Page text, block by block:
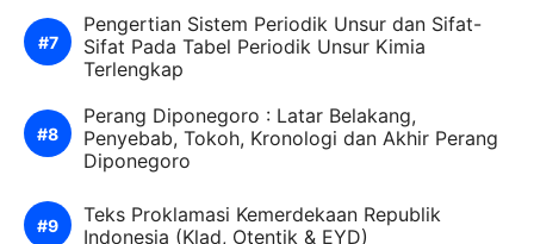
Pengertian Sistem Periodik Unsur dan Sifat-
Sifat Pada Tabel Periodik Unsur Kimia
Terlengkap
Perang Diponegoro : Latar Belakang,
Penyebab, Tokoh, Kronologi dan Akhir Perang
Diponegoro
Teks Proklamasi Kemerdekaan Republik
Indonesia (Klad, Otentik & EYD)